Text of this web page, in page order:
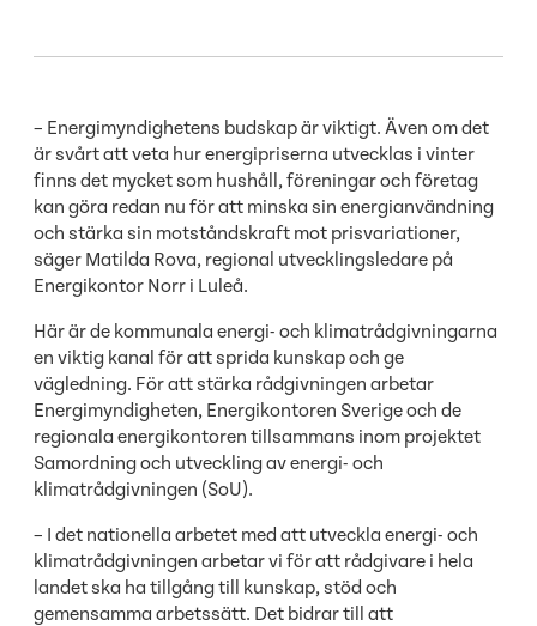
– Energimyndighetens budskap är viktigt. Även om det
är svårt att veta hur energipriserna utvecklas i vinter
finns det mycket som hushåll, föreningar och företag
kan göra redan nu för att minska sin energianvändning
och stärka sin motståndskraft mot prisvariationer,
säger Matilda Rova, regional utvecklingsledare på
Energikontor Norr i Luleå.
Här är de kommunala energi- och klimatrådgivningarna
en viktig kanal för att sprida kunskap och ge
vägledning. För att stärka rådgivningen arbetar
Energimyndigheten, Energikontoren Sverige och de
regionala energikontoren tillsammans inom projektet
Samordning och utveckling av energi- och
klimatrådgivningen (SoU).
– I det nationella arbetet med att utveckla energi- och
klimatrådgivningen arbetar vi för att rådgivare i hela
landet ska ha tillgång till kunskap, stöd och
gemensamma arbetssätt. Det bidrar till att